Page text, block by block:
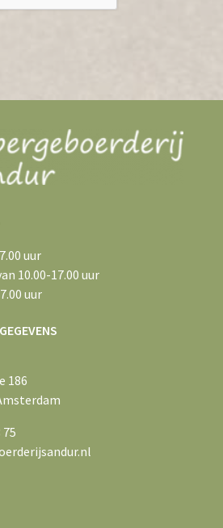
uur
10.00-17.00 uur
uur
186
75